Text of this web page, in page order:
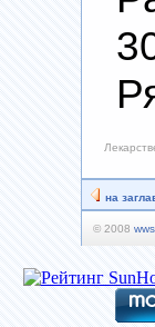
на
© 2008